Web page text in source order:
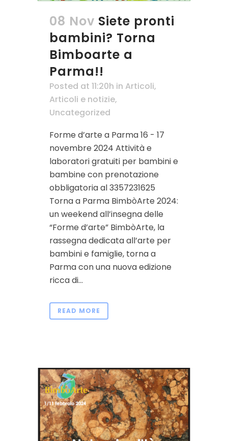
08 Nov Siete pronti
bambini? Torna
Bimboarte a
Parma!!
Posted at 11:20h in Articoli,
Articoli e notizie,
Uncategorized
Forme d’arte a Parma 16 - 17
novembre 2024 Attività e
laboratori gratuiti per bambini e
bambine con prenotazione
obbligatoria al 3357231625
Torna a Parma BimbòArte 2024:
un weekend all’insegna delle
“Forme d’arte” BimbòArte, la
rassegna dedicata all’arte per
bambini e famiglie, torna a
Parma con una nuova edizione
ricca di...
READ MORE